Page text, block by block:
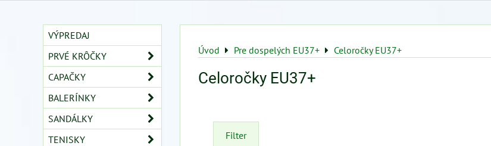
Úvod Pre dospelých EU37+ Celoročky EU37+
Celoročky EU37+
Filter
VÝPREDAJ
PRVÉ KRÔČKY
CAPAČKY
BALERÍNKY
SANDÁLKY
TENISKY